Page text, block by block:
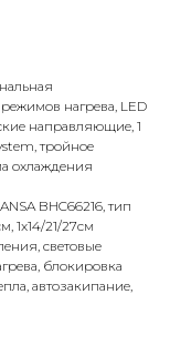
нагрева, LED
направляющие, 1
тройное
охлаждения
BHC66216, тип
1x14/21/27см
световые
блокировка
автозакипание,